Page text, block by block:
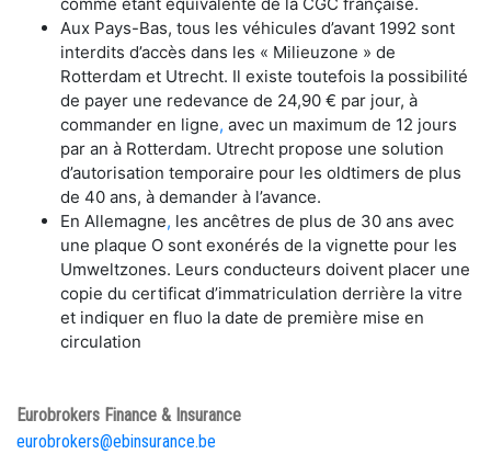
Aux Pays-Bas, tous les véhicules d’avant 1992 sont
interdits d’accès dans les « Milieuzone » de
Rotterdam et Utrecht. Il existe toutefois la possibilité
de payer une redevance de 24,90 € par jour, à
commander en ligne, avec un maximum de 12 jours
par an à Rotterdam. Utrecht propose une solution
d’autorisation temporaire pour les oldtimers de plus
de 40 ans, à demander à l’avance.
En Allemagne, les ancêtres de plus de 30 ans avec
une plaque O sont exonérés de la vignette pour les
Umweltzones. Leurs conducteurs doivent placer une
copie du certificat d’immatriculation derrière la vitre
et indiquer en fluo la date de première mise en
circulation
Eurobrokers Finance & Insurance
eurobrokers@ebinsurance.be